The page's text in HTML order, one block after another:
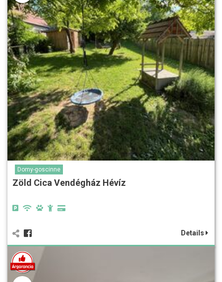
Domy-goscinne
Zöld Cica Vendégház Hévíz
Details